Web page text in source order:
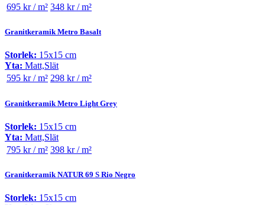
695 kr / m² 348 kr / m²
Granitkeramik Metro Basalt
Storlek: 15x15 cm
Yta: Matt,Slät
595 kr / m² 298 kr / m²
Granitkeramik Metro Light Grey
Storlek: 15x15 cm
Yta: Matt,Slät
795 kr / m² 398 kr / m²
Granitkeramik NATUR 69 S Rio Negro
Storlek: 15x15 cm